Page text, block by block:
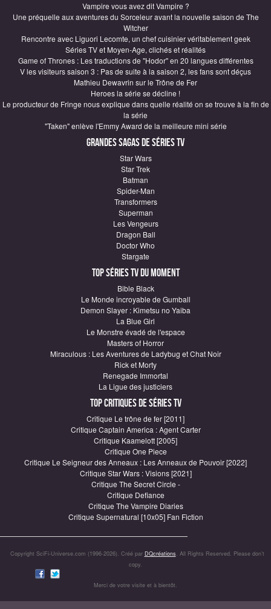
Vampire vous avez dit Vampire ?
Une préquelle aux aventures du Sorceleur avant la nouvelle saison de The
Witcher
Rencontre avec Liguori Lecomte, un chef cuisinier véritablement geek
Séries TV et Moyen-Age, clichés et réalités
Game of Thrones : Les traductions de "Hodor" en 20 langues différentes
V les visiteurs saison 3 : Pas de suite à la saison 2, les fans sont déçus
Mathieu Dewavrin sur le Trône de Fer
Heroes la série se décline !
Le producteur de Fringe nous explique dans quelle réalité on se trouve à la fin de
la série
"Taken" enlève l'Emmy Award de la meilleure mini série
Grandes sagas de Séries TV
Star Wars
Star Trek
Batman
Spider-Man
Transformers
Superman
Les Vengeurs
Dragon Ball
Doctor Who
Stargate
Top Séries TV du moment
Bible Black
Le Monde incroyable de Gumball
Demon Slayer : Kimetsu no Yaiba
La Blue Girl
Le Monstre évadé de l'espace
Masters of Horror
Miraculous : Les Aventures de Ladybug et Chat Noir
Rick et Morty
Renegade Immortal
La Ligue des justiciers
Top critiques de Séries TV
Critique Le trône de fer [2011]
Critique Captain America : Agent Carter
Critique Kaamelott [2005]
Critique One Piece
Critique Le Seigneur des Anneaux : Les Anneaux de Pouvoir [2022]
Critique Star Wars : Visions [2021]
Critique The Secret Circle -
Critique Defiance
Critique The Vampire Diaries
Critique Supernatural [10x05] Fan Fiction
Copyright SciFi-Universe.com (1996-2026). Créé par DQcréations. All Rights Reserved. Please don’t
copy.
Merci de votre visite et à bientôt.